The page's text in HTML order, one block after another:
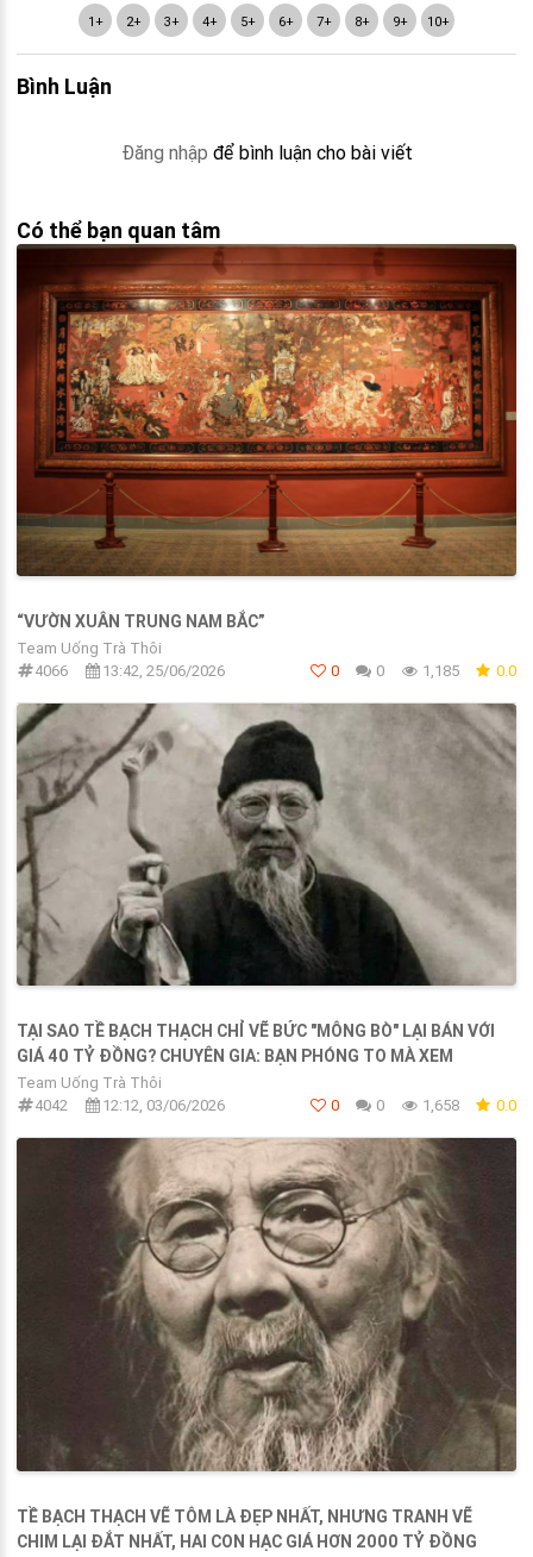
1+ 2+ 3+ 4+ 5+ 6+ 7+ 8+ 9+ 10+
Bình Luận
Đăng nhập để bình luận cho bài viết
Có thể bạn quan tâm
“VƯỜN XUÂN TRUNG NAM BẮC”
Team Uống Trà Thôi
4066
13:42, 25/06/2026 0 0 1,185 0.0
TẠI SAO TỀ BẠCH THẠCH CHỈ VẼ BỨC "MÔNG BÒ" LẠI BÁN VỚI
GIÁ 40 TỶ ĐỒNG? CHUYÊN GIA: BẠN PHÓNG TO MÀ XEM
Team Uống Trà Thôi
4042
12:12, 03/06/2026 0 0 1,658 0.0
TỀ BẠCH THẠCH VẼ TÔM LÀ ĐẸP NHẤT, NHƯNG TRANH VẼ
CHIM LẠI ĐẮT NHẤT, HAI CON HẠC GIÁ HƠN 2000 TỶ ĐỒNG